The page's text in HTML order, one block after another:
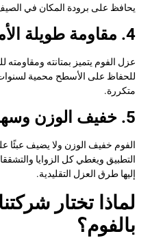
يحافظ على برودة المكان في
4. مقاومة طويلة الأمد
عزل الفوم يتميز بمتانته ومقاومته
للحفاظ على الأسطح محمية
متكررة.
5. خفيف الوزن وسهل التطبيق
الفوم خفيف الوزن ولا يضيف عبئًا
التطبيق ويغطي كل الزوايا
إليها طرق العزل التقليدية.
لماذا تختار
بالفوم؟